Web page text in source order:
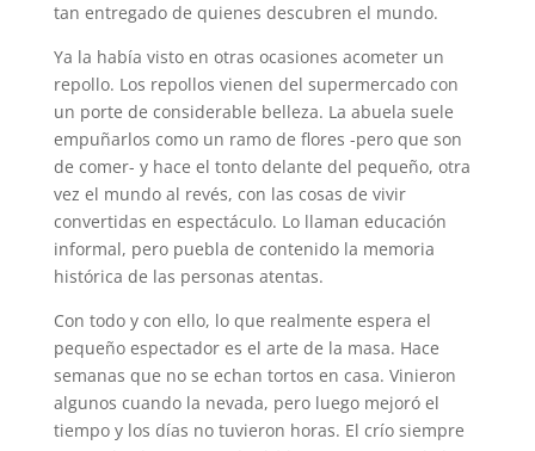
tan entregado de quienes descubren el mundo.
Ya la había visto en otras ocasiones acometer un
repollo. Los repollos vienen del supermercado con
un porte de considerable belleza. La abuela suele
empuñarlos como un ramo de flores -pero que son
de comer- y hace el tonto delante del pequeño, otra
vez el mundo al revés, con las cosas de vivir
convertidas en espectáculo. Lo llaman educación
informal, pero puebla de contenido la memoria
histórica de las personas atentas.
Con todo y con ello, lo que realmente espera el
pequeño espectador es el arte de la masa. Hace
semanas que no se echan tortos en casa. Vinieron
algunos cuando la nevada, pero luego mejoró el
tiempo y los días no tuvieron horas. El crío siempre